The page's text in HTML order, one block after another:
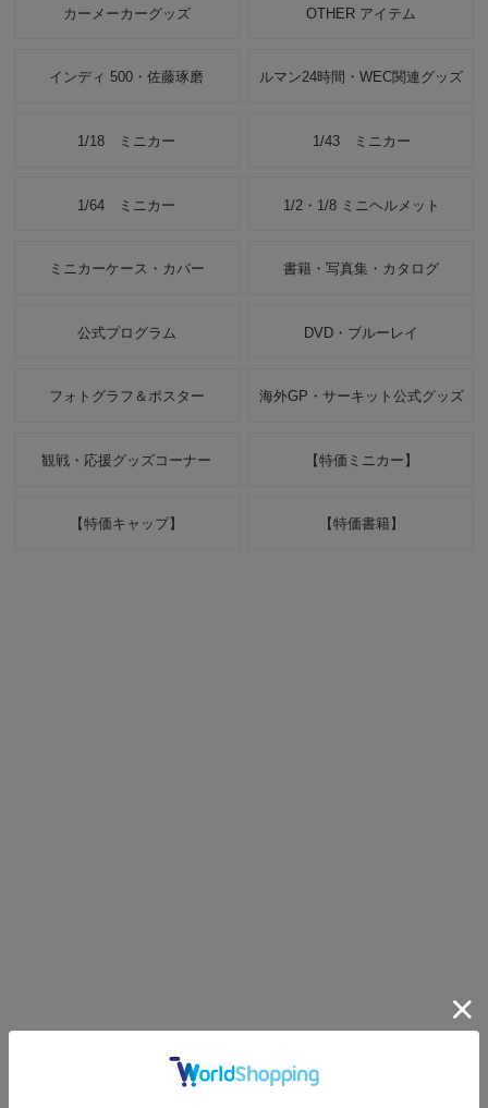
カーメーカーグッズ OTHER アイテム
インディ 500・佐藤琢磨 ルマン24時間・WEC関連グッズ
1/18 ミニカー 1/43 ミニカー
1/64 ミニカー 1/2・1/8 ミニヘルメット
ミニカーケース・カバー 書籍・写真集・カタログ
公式プログラム DVD・ブルーレイ
フォトグラフ＆ポスター 海外GP・サーキット公式グッズ
観戦・応援グッズコーナー 【特価ミニカー】
【特価キャップ】 【特価書籍】